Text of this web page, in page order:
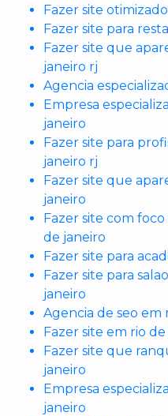
Fazer site
Fazer site para
Fazer site que
janeiro rj
Agencia
Empresa
janeiro
Fazer site para
janeiro rj
Fazer site que
janeiro
Fazer site com
de janeiro
Fazer site para
Fazer site para
janeiro
Agencia de seo em
Fazer site em rio
Fazer site que
janeiro
Empresa
janeiro